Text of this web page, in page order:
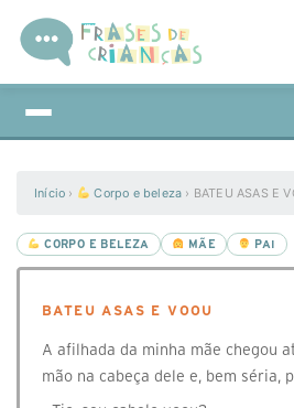
Início › Corpo e beleza › BATEU ASAS E
CORPO E BELEZA MÃE PAI
BATEU ASAS E VOOU
A afilhada da minha mãe chegou
mão na cabeça dele e, bem séria,